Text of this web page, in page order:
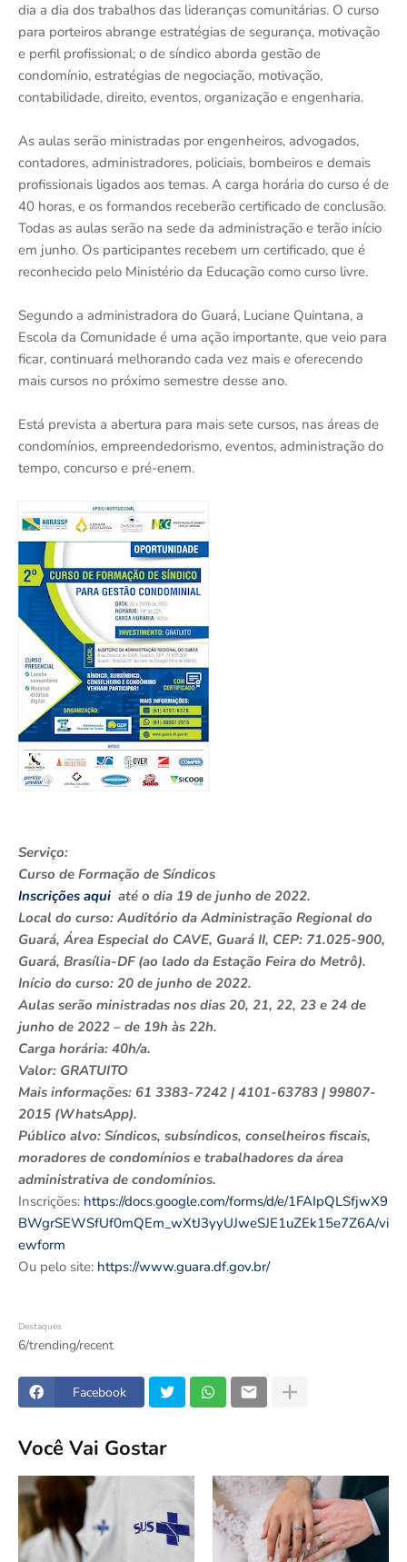
dia a dia dos trabalhos das lideranças comunitárias. O curso
para porteiros abrange estratégias de segurança, motivação
e perfil profissional; o de síndico aborda gestão de
condomínio, estratégias de negociação, motivação,
contabilidade, direito, eventos, organização e engenharia.
As aulas serão ministradas por engenheiros, advogados,
contadores, administradores, policiais, bombeiros e demais
profissionais ligados aos temas. A carga horária do curso é de
40 horas, e os formandos receberão certificado de conclusão.
Todas as aulas serão na sede da administração e terão início
em junho. Os participantes recebem um certificado, que é
reconhecido pelo Ministério da Educação como curso livre.
Segundo a administradora do Guará, Luciane Quintana, a
Escola da Comunidade é uma ação importante, que veio para
ficar, continuará melhorando cada vez mais e oferecendo
mais cursos no próximo semestre desse ano.
Está prevista a abertura para mais sete cursos, nas áreas de
condomínios, empreendedorismo, eventos, administração do
tempo, concurso e pré-enem.
Serviço:
Curso de Formação de Síndicos
Inscrições aqui até o dia 19 de junho de 2022.
Local do curso: Auditório da Administração Regional do
Guará, Área Especial do CAVE, Guará II, CEP: 71.025-900,
Guará, Brasília-DF (ao lado da Estação Feira do Metrô).
Início do curso: 20 de junho de 2022.
Aulas serão ministradas nos dias 20, 21, 22, 23 e 24 de
junho de 2022 – de 19h às 22h.
Carga horária: 40h/a.
Valor: GRATUITO
Mais informações: 61 3383-7242 | 4101-63783 | 99807-
2015 (WhatsApp).
Público alvo: Síndicos, subsíndicos, conselheiros fiscais,
moradores de condomínios e trabalhadores da área
administrativa de condomínios.
Inscrições: https://docs.google.com/forms/d/e/1FAIpQLSfjwX9
BWgrSEWSfUf0mQEm_wXtJ3yyUJweSJE1uZEk15e7Z6A/vi
ewform
Ou pelo site: https://www.guara.df.gov.br/
Destaques
6/trending/recent
Facebook
Você Vai Gostar